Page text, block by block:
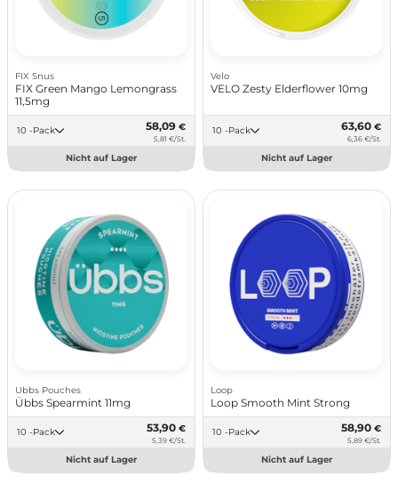
FIX Snus
FIX Green Mango Lemongrass
11,5mg
10 -Pack 58,09 €
5,81 €/St.
Nicht auf Lager
Velo
VELO Zesty Elderflower 10mg
10 -Pack 63,60 €
6,36 €/St.
Nicht auf Lager
Ubbs Pouches
Übbs Spearmint 11mg
10 -Pack 53,90 €
5,39 €/St.
Nicht auf Lager
Loop
Loop Smooth Mint Strong
10 -Pack 58,90 €
5,89 €/St.
Nicht auf Lager